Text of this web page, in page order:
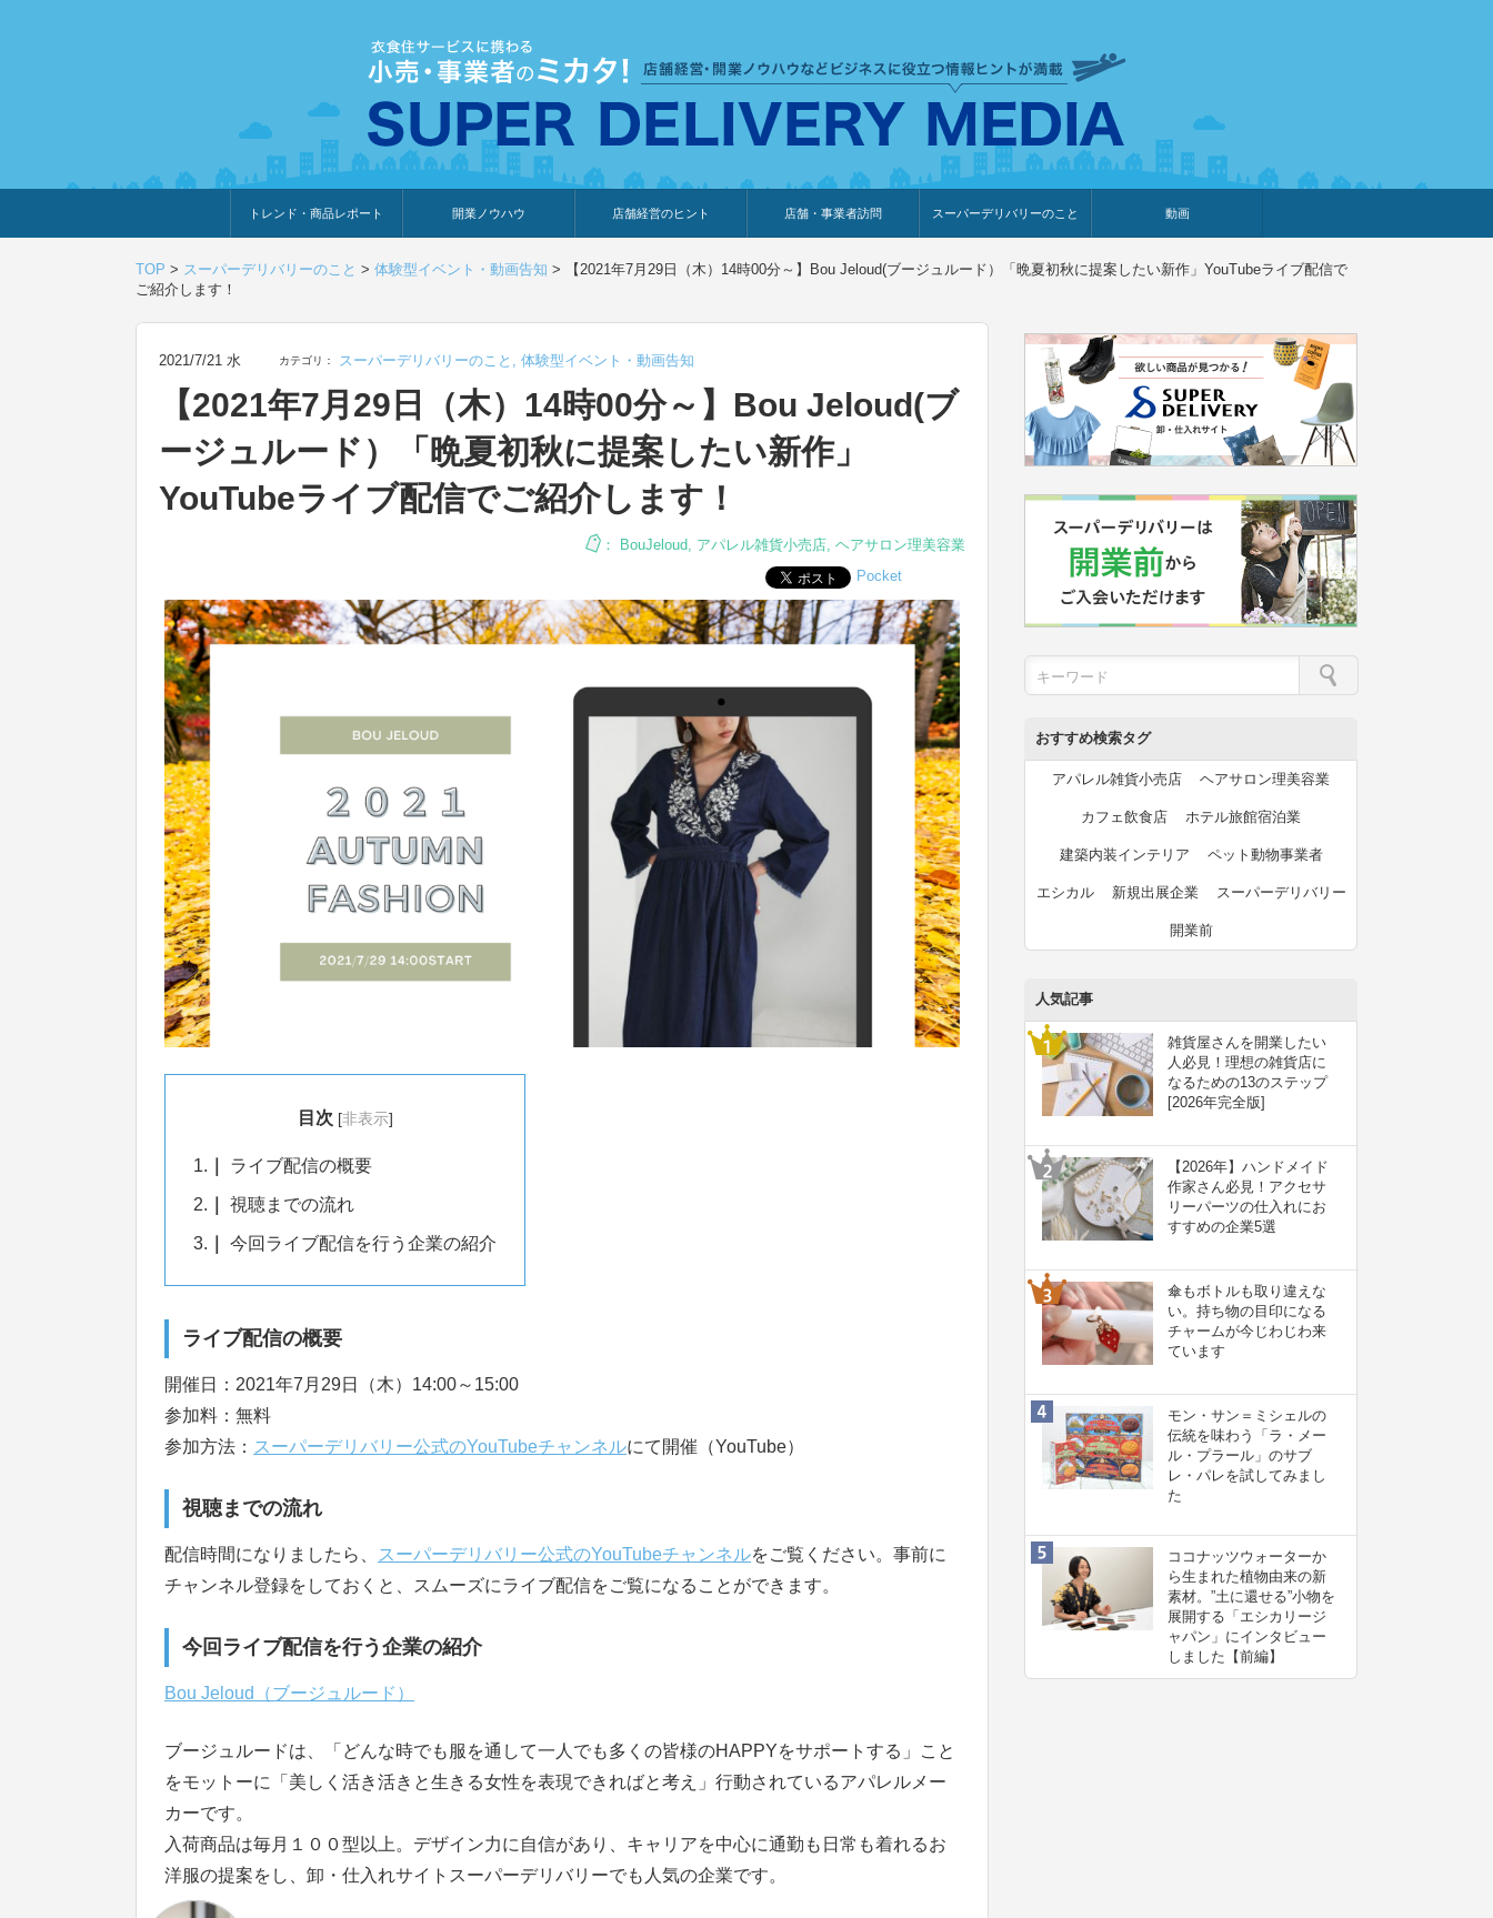
トレンド・商品レポート
トレンド・特集
人気ランキング
出展企業のおすすめ
商品体験・レビュー
暮らしの提案
開業ノウハウ
開業までの道のり
開業知識・情報
店舗経営のヒント
ウェブ集客・販売促進
仕入れ
展示会情報
接客・販売
知識情報
販促カレンダー
集客・販売促進
店舗・事業者訪問
アパレル店
カフェ・飲食店
ペットサロン
メーカー
他の業種
美容サロン
薬局
観光・ホテル旅館宿泊業
雑貨店
食料品店
スーパーデリバリーのこと
SD export
お知らせ
イベント・プレゼント企画
セミナー・調査レポート
体験型イベント・動画告知
外部メディア掲載
新規出展メーカー
動画
ライブコマース
TOP > スーパーデリバリーのこと > 体験型イベント・動画告知 >
【2021年7月29日（木）14時00分～】Bou Jeloud(ブージュルード）「晩夏初秋に提案したい新作」YouTubeライブ配信で
ご紹介します！
2021/7/21 水 カテゴリ： スーパーデリバリーのこと , 体験型イベント・動画告知
【2021年7月29日（木）14時00分～】Bou Jeloud(ブ
ージュルード）「晩夏初秋に提案したい新作」
YouTubeライブ配信でご紹介します！
： BouJeloud, アパレル雑貨小売店, ヘアサロン理美容業
Pocket
目次 [非表示]
1. ライブ配信の概要
2. 視聴までの流れ
3. 今回ライブ配信を行う企業の紹介
ライブ配信の概要
開催日：2021年7月29日（木）14:00～15:00
参加料：無料
参加方法： スーパーデリバリー公式のYouTubeチャンネルにて開催（YouTube）
視聴までの流れ
配信時間になりましたら、 スーパーデリバリー公式のYouTubeチャンネルをご覧ください。事前に
チャンネル登録をしておくと、スムーズにライブ配信をご覧になることができます。
今回ライブ配信を行う企業の紹介
Bou Jeloud（ブージュルード）
ブージュルードは、「どんな時でも服を通して一人でも多くの皆様のHAPPYをサポートする」こと
をモットーに「美しく活き活きと生きる女性を表現できればと考え」行動されているアパレルメー
カーです。
入荷商品は毎月１００型以上。デザイン力に自信があり、キャリアを中心に通勤も日常も着れるお
洋服の提案をし、卸・仕入れサイトスーパーデリバリーでも人気の企業です。
おすすめ検索タグ
アパレル雑貨小売店 ヘアサロン理美容業
カフェ飲食店 ホテル旅館宿泊業
建築内装インテリア ペット動物事業者
エシカル 新規出展企業 スーパーデリバリー
開業前
人気記事
雑貨屋さんを開業したい
人必見！理想の雑貨店に
なるための13のステップ
[2026年完全版]
【2026年】ハンドメイド
作家さん必見！アクセサ
リーパーツの仕入れにお
すすめの企業5選
傘もボトルも取り違えな
い。持ち物の目印になる
チャームが今じわじわ来
ています
モン・サン＝ミシェルの
伝統を味わう「ラ・メー
ル・プラール」のサブ
レ・パレを試してみまし
た
ココナッツウォーターか
ら生まれた植物由来の新
素材。”⼟に還せる”小物を
展開する「エシカリージ
ャパン」にインタビュー
しました【前編】